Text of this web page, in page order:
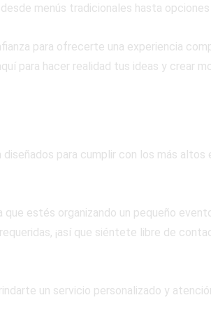
menús tradicionales hasta
para ofrecerte una experiencia
para hacer realidad tus ideas y crear
para cumplir con los más altos
estés organizando un pequeño
¡así que siéntete libre de
un servicio personalizado y